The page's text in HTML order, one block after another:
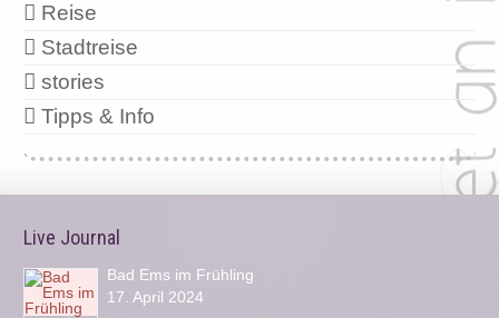
Reise
Stadtreise
stories
Tipps & Info
Live Journal
Bad Ems im Frühling
17. April 2024